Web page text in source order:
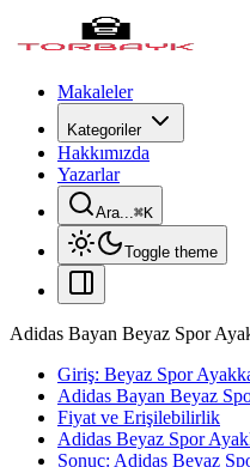
Makaleler
Kategoriler
Hakkımızda
Yazarlar
Ara...⌘K
Toggle theme
Adidas Bayan Beyaz Spor
Giriş: Beyaz Spor
Adidas Bayan Beyaz
Fiyat ve Erişilebilirlik
Adidas Beyaz Spor
Sonuç: Adidas Beyaz